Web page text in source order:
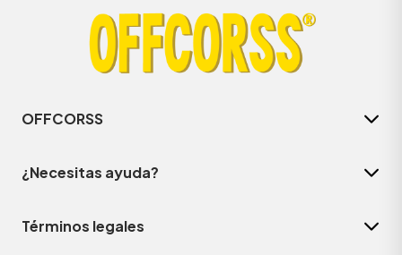
OFFCORSS
¿Necesitas ayuda?
Términos legales